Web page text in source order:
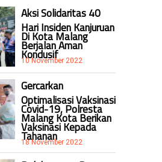
Aksi Solidaritas 40
Hari Insiden Kanjuruan
Di Kota Malang
Berjalan Aman
Kondusif
10 November 2022
Gercarkan
Optimalisasi Vaksinasi
Covid-19, Polresta
Malang Kota Berikan
Vaksinasi Kepada
Tahanan
18 November 2022